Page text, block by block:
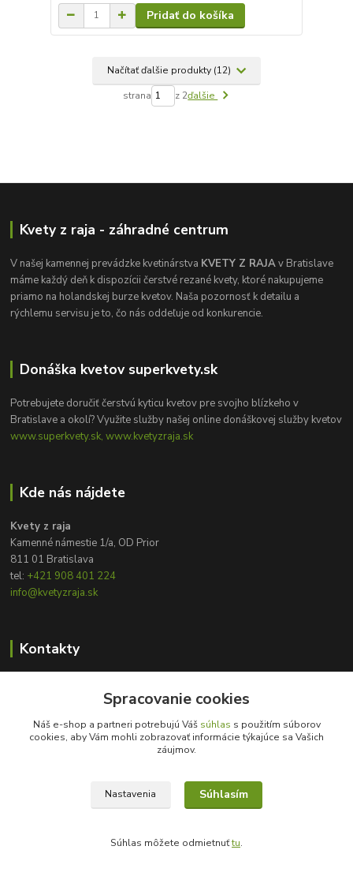
Pridať do košíka
Načítať ďalšie produkty (12)
strana z 2ďalšie
Kvety z raja - záhradné centrum
V našej kamennej prevádzke kvetinárstva KVETY Z RAJAv Bratislave
máme každý deň k dispozícii čerstvé rezané kvety, ktoré nakupujeme
priamo na holandskej burze kvetov. Naša pozornosť k detailu a
rýchlemu servisu je to, čo nás oddeľuje od konkurencie.
Donáška kvetov superkvety.sk
Potrebujete doručiť čerstvú kyticu kvetov pre svojho blízkeho v
Bratislave a okolí? Využite služby našej online donáškovej služby kvetov
www.superkvety.sk, www.kvetyzraja.sk
Kde nás nájdete
Kvety z raja
Kamenné námestie 1/a, OD Prior
811 01 Bratislava
tel: +421 908 401 224
info@kvetyzraja.sk
Kontakty
+421 908 401 224
info@kvetyzraja.sk
Spracovanie cookies
Náš e-shop a partneri potrebujú Váš súhlas s použitím súborov
cookies, aby Vám mohli zobrazovať informácie týkajúce sa Vašich
záujmov.
Nastavenia Súhlasím
Súhlas môžete odmietnuťtu.